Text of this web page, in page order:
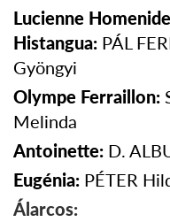
Lucienne
Histangua: PÁL
Gyöngyi
Olympe Ferraillon:
Melinda
Antoinette: D.
Eugénia: PÉTER
Álarcos: